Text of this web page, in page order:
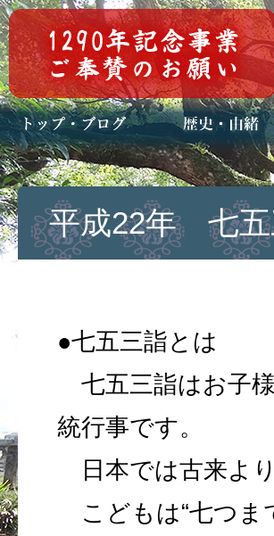
トップページ
ブログ(日々八百万)
お知らせ一覧 歴史・ご祭神
年中行事
メディア掲載
平成22年 七五
●七五三詣とは
七五三詣はお子
統行事です。
日本では古来より
こどもは“七つま